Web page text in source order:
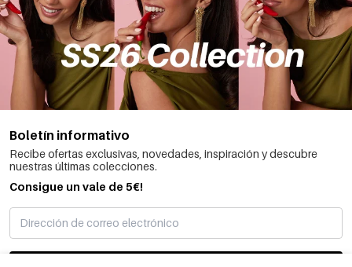
Boletín informativo
Recibe ofertas exclusivas, novedades, inspiración y descubre
nuestras últimas colecciones.
Consigue un vale de 5€!